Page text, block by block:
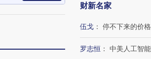
财新名家
伍戈 ： 停不下来的价
罗志恒 ： 中美人工智